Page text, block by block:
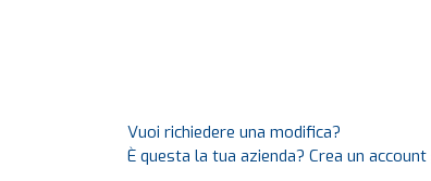
Vuoi richiedere una modifica?
È questa la tua azienda? Crea un